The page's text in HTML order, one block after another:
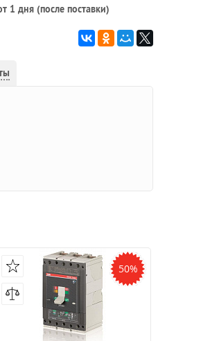
1 дня (после поставки)
50%